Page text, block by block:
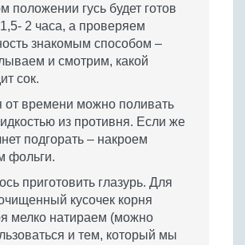
положении гусь будет готов
2 часа, а проверяем
знакомым способом –
и смотрим, какой
сок.
от времени можно поливать
из противня. Если же
подгорать – накроем
фольги.
приготовить глазурь. Для
кусочек корня
мелко натираем (можно
и тем, который мы